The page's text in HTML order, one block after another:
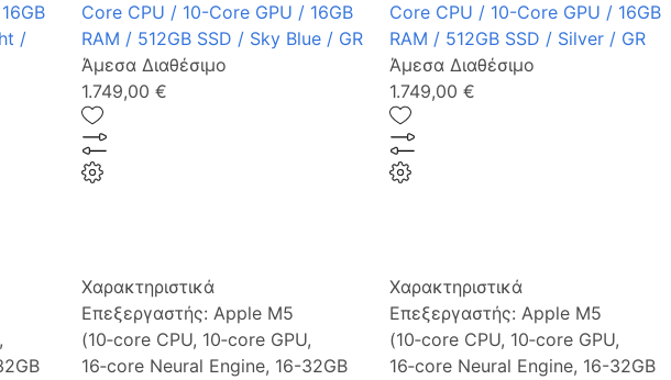
/
Core CPU / 10-Core GPU / 16GB
RAM / 512GB SSD / Sky Blue / GR
Άμεσα Διαθέσιμο
1.749,00 €
Core CPU / 10-Core GPU / 16GB
RAM / 512GB SSD / Silver / GR
Άμεσα Διαθέσιμο
1.749,00 €
Χαρακτηριστικά
Επεξεργαστής: Apple M5
(10‑core CPU, 10‑core GPU,
16‑core Neural Engine, 16-32GB
Χαρακτηριστικά
Επεξεργαστής: Apple M5
(10‑core CPU, 10‑core GPU,
16‑core Neural Engine, 16-32GB